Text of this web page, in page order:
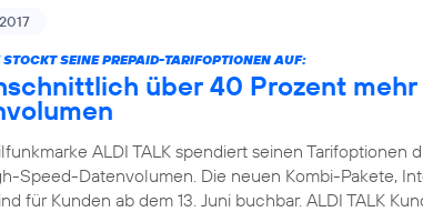
SEINE PREPAID-TARIFOPTIONEN AUF:
über 40 Prozent
ALDI TALK spendiert seinen
Speed-Datenvolumen. Die neuen Kombi-Pakete,
für Kunden ab dem 13. Juni buchbar. ALDI TALK